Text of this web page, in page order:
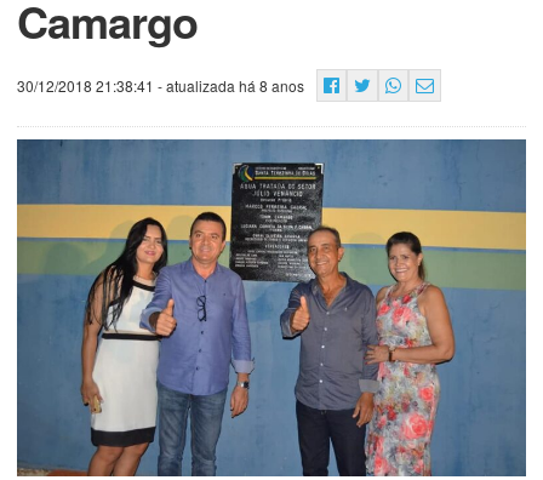
Camargo
30/12/2018 21:38:41 - atualizada há 8 anos